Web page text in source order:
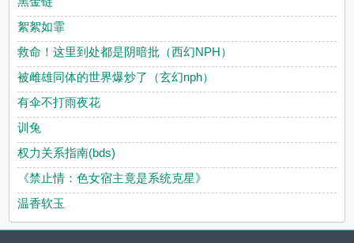
絮絮如霏
救命！这里到处都是阴暗批（西幻NPH）
被雌雄同体的世界爆炒了（玄幻nph）
有伞不打雨夜花
训兔
权力关系指南(bds)
《禁止情：色女宿主竟是系统克星》
温香软玉